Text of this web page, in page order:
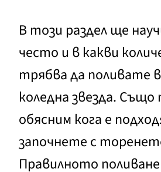
В този раздел ще
често и в какви
трябва да поливате
коледна звезда.
обясним кога е
започнете с
Правилното